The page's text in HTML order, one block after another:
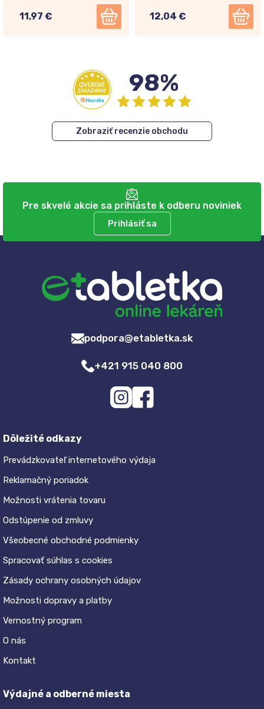
11,97 € 12,04 €
98%
Zobraziť recenzie obchodu
Pre skvelé akcie sa prihláste k odberu noviniek
Prihlásiť sa
podpora@etabletka.sk
+421 915 040 800
Dôležité odkazy
Prevádzkovateľ internetového výdaja
Reklamačný poriadok
Možnosti vrátenia tovaru
Odstúpenie od zmluvy
Všeobecné obchodné podmienky
Spracovať súhlas s cookies
Zásady ochrany osobných údajov
Možnosti dopravy a platby
Vernostný program
O nás
Kontakt
Výdajné a odberné miesta